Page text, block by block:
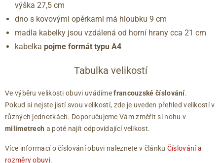
výška 27,5 cm
dno s kovovými opěrkami má hloubku 9 cm
madla kabelky jsou vzdálená od horní hrany cca 21 cm
kabelka pojme formát typu A4
Tabulka velikostí
Ve výběru velikosti obuvi uvádímefrancouzské číslování.
Pokud si nejste jistí svou velikostí, zde je uveden přehled velikostí v
různých jednotkách. Doporučujeme Vám změřit si nohu v
milimetrech a poté najít odpovídající velikost.
Více informací o číslování obuvi naleznete v článku Číslování a
rozměry obuvi.